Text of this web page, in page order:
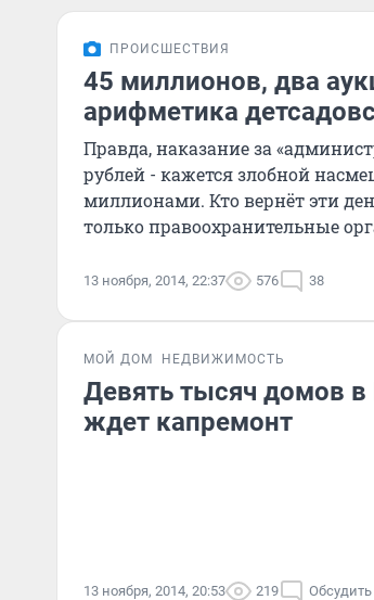
ПРОИСШЕСТВИЯ
45 миллионов, два
арифметика
Правда, наказание за
рублей - кажется злобной
миллионами. Кто вернёт эти
только правоохранительные
13 ноября, 2014, 22:37 576 38
МОЙ ДОМ НЕДВИЖИМОСТЬ
Девять тысяч домов в
ждет капремонт
13 ноября, 2014, 20:53 219 Обсудить